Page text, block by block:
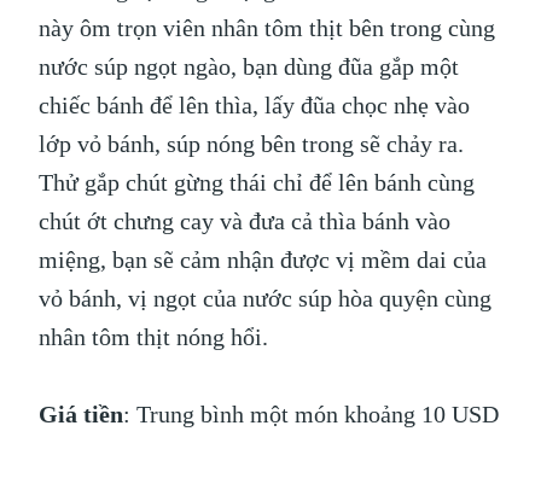
này ôm trọn viên nhân tôm thịt bên trong cùng
nước súp ngọt ngào, bạn dùng đũa gắp một
chiếc bánh để lên thìa, lấy đũa chọc nhẹ vào
lớp vỏ bánh, súp nóng bên trong sẽ chảy ra.
Thử gắp chút gừng thái chỉ để lên bánh cùng
chút ớt chưng cay và đưa cả thìa bánh vào
miệng, bạn sẽ cảm nhận được vị mềm dai của
vỏ bánh, vị ngọt của nước súp hòa quyện cùng
nhân tôm thịt nóng hổi.
Giá tiền: Trung bình một món khoảng 10 USD